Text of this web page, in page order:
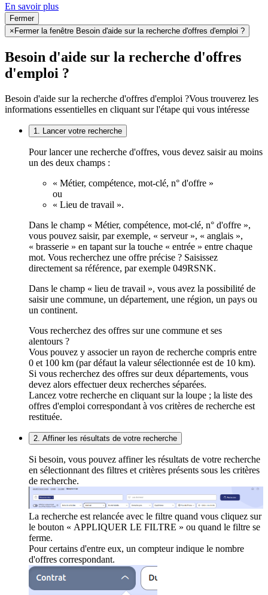
En savoir plus
Fermer
× Fermer la fenêtre Besoin d'aide sur la recherche d'offres d'emploi ?
Besoin d'aide sur la recherche d'offres
d'emploi ?
Besoin d'aide sur la recherche d'offres d'emploi ?Vous trouverez les
informations essentielles en cliquant sur l'étape qui vous intéresse
1. Lancer votre recherche
Pour lancer une recherche d'offres, vous devez saisir au moins
un des deux champs :
« Métier, compétence, mot-clé, n° d'offre »
ou
« Lieu de travail ».
Dans le champ « Métier, compétence, mot-clé, n° d'offre »,
vous pouvez saisir, par exemple, « serveur », « anglais »,
« brasserie » en tapant sur la touche « entrée » entre chaque
mot. Vous recherchez une offre précise ? Saisissez
directement sa référence, par exemple 049RSNK.
Dans le champ « lieu de travail », vous avez la possibilité de
saisir une commune, un département, une région, un pays ou
un continent.
Vous recherchez des offres sur une commune et ses
alentours ?
Vous pouvez y associer un rayon de recherche compris entre
0 et 100 km (par défaut la valeur sélectionnée est de 10 km).
Si vous recherchez des offres sur deux départements, vous
devez alors effectuer deux recherches séparées.
Lancez votre recherche en cliquant sur la loupe ; la liste des
offres d'emploi correspondant à vos critères de recherche est
restituée.
2. Affiner les résultats de votre recherche
Si besoin, vous pouvez affiner les résultats de votre recherche
en sélectionnant des filtres et critères présents sous les critères
de recherche.
La recherche est relancée avec le filtre quand vous cliquez sur
le bouton « APPLIQUER LE FILTRE » ou quand le filtre se
ferme.
Pour certains d'entre eux, un compteur indique le nombre
d'offres correspondant.